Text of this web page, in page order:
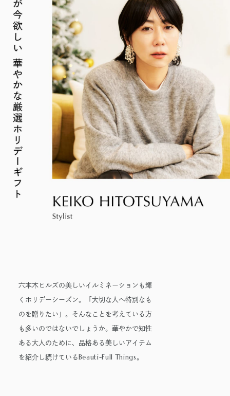
ROPPONGI HILLS SUMMER
2026
2026年7月18日（土）～ 8月23日
（日）
六本木ヒルズでは、2026年7
月18日（土）〜8月23日
（日）の37日間、六本木ヒル
ズの夏を熱く盛り上げるさま
ざまなイベントを開催いたし
ます。
テレビ朝日・六本木ヒル
ズ SUMMER FES
2026年7月18日（土）～8月23日
（日）
音楽と番組とグルメの エン
タメフェス！本社会場は今年
も入場無料！
ヒルズ・ワークショップ
フォー・キッズ 2026
2026年7月25日（土）〜8月16日
（日）
街がまるごと学び場になる、
ロン・ミュエク
2026年4月29日（水・祝）～ 9月
本展では、大型作品《マス》
Fate/Grand Order展 -星見
の回廊-
（月）
作品のはじまりから、2025
TVアニメ『薬屋のひとり
ごと』×東京シティビュー
界 ―天空に響く、舞の
しらべ―
（月）
本イベントのテーマは「夜
ファッション雑貨(53)
ジュエリー・ウォッチ(9)
ライフスタイル (24)
ビューティー (5)
コンビニエンスストア
メディカル・ドラッグストア(2)
アート
その他
ヒルズ グルメバーガーグラン
プリ 2026
2026年7月1日（水）～8月31日
「ROPPONGI HILLS ICE! ICE!
ICE! 2026」
ロン・ミュエク
2026年4月29日（水・祝）～ 9月
23日（水・祝）
森美術館
映画館TOP
（TOHOシネマズ六本木ヒルズ）
モアナと伝説の海
2026年7月31日（金） 公開
スパイダーマン：ブランド・ニ
ュー・デイ
2026年7月31日（金） 公開
（お知らせ） 館内のレストラン・バーでお使いいただける3種
類のお食事券オンラインにて販売中
ホテルTOP
（グランド ハイアット 東京）
2026年7月4日（土）～9月12日（土）
六本木ヒルズ併設その他周辺施設
六本木ヒルズクラブ
公式
会員制クラブ
公園/散策路/緑
パブリックアート & デザイン
六本木ヒルズアリーナ・大屋根
プラザ・ヒルズ カフェ/スペー
ス
テレビ朝日
J-WAVE 81.3FM
公式サイト
イベントスペース、広告エリアをお探しの方
Hills Media & Space
アクセス
アクセスTOPを見る
（お知らせ） 六本木ヒルズ駐車場 駐車料金変更のお知らせ
電車でお越しの方 車でお越しの方
タクシーでお越しの方 バスでお越しの方
空港からお越しの方
自転車・バイク・シェアサイク
駐車場サービス
よくあるご質問
インフォメーション
施設サービス
案内
カード・
お支払いについて
お子さま連れ、ご年配のお客さま、
お身体の不自由なお客さま向けサービス
営業時間
アクセス
フロアマップ
街をご利用のみなさまへ
お問い合わせ
インフォメーションセンタ
ー
ATM
休憩エリア
公衆電話・携帯電話
Wi-Fiエリア
コインロッカー
外貨両替・郵便サービス
港区自転車シェアリング
チケ得
六本木ヒルズについて
六本木ヒルズの美しいイルミネーションも輝
くホリデーシーズン。「大切な人へ特別なも
のを贈りたい」。そんなことを考えている方
も多いのではないでしょうか。華やかで知性
ある大人のために、品格ある美しいアイテム
を紹介し続けているBeauti-Full Things 。